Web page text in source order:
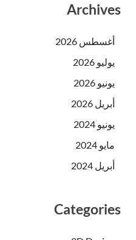
Archives
أغسطس 2026
يوليو 2026
يونيو 2026
أبريل 2026
يونيو 2024
مايو 2024
أبريل 2024
Categories